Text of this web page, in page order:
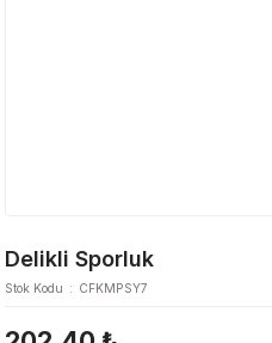
Delikli Sporluk
Stok Kodu CFKMPSY7